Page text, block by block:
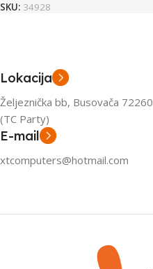
SKU: 34928
Lokacija
Željeznička bb, Busovača 72260
(TC Party)
E-mail
xtcomputers@hotmail.com